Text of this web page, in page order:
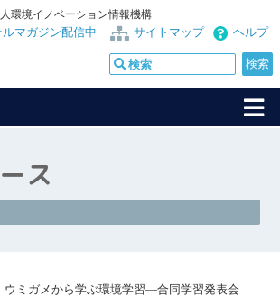
環境イノベーション情報機構
ヘルプ
サイトマップ
ルマガジン配信中
ス
ウミガメから学ぶ環境学習―合同学習発表会